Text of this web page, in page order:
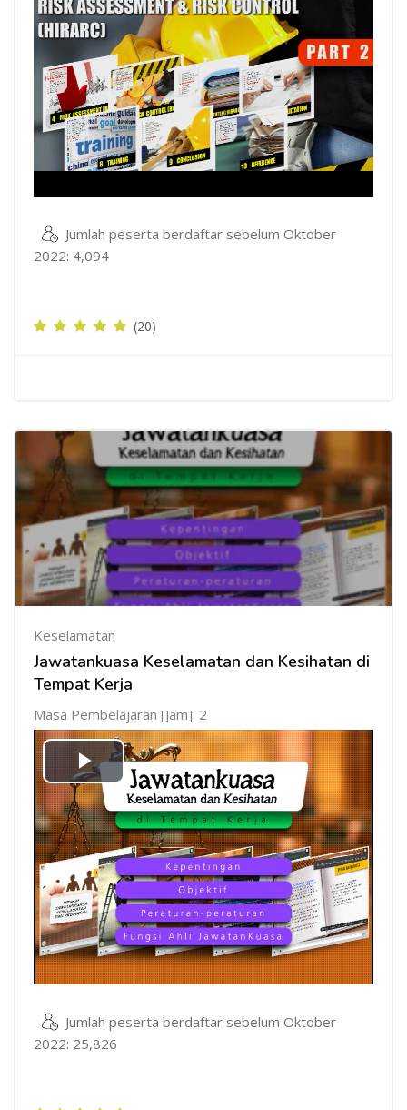
Video
Jumlah peserta berdaftar sebelum Oktober
2022: 4,094
(20)
Keselamatan
Jawatankuasa Keselamatan dan Kesihatan di
Tempat Kerja
Masa Pembelajaran [Jam]: 2
Mainkan
Video
Jumlah peserta berdaftar sebelum Oktober
2022: 25,826